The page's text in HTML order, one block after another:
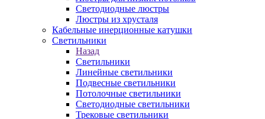
Cветодиодные люстры
Люстры из хрусталя
Кабельные инерционные катушки
Светильники
Назад
Светильники
Линейные светильники
Подвесные светильники
Потолочные светильники
Светодиодные светильники
Трековые светильники